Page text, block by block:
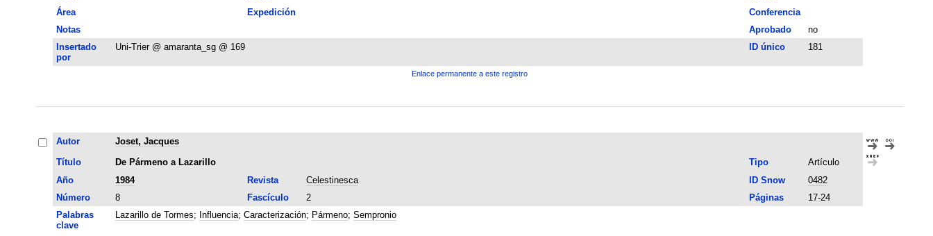
Área
Expedición
Conferencia
Notas
Aprobado
no
Insertado
por
Uni-Trier @ amaranta_sg @ 169 ID único 181
Enlace permanente a este registro
Autor
Joset, Jacques
Título
De Pármeno a Lazarillo Tipo
Artículo
Año
1984 Revista Celestinesca ID Snow
0482
Número
8 Fascículo 2 Páginas
17-24
Palabras
clave
Lazarillo de Tormes; Influencia; Caracterización; Pármeno; Sempronio